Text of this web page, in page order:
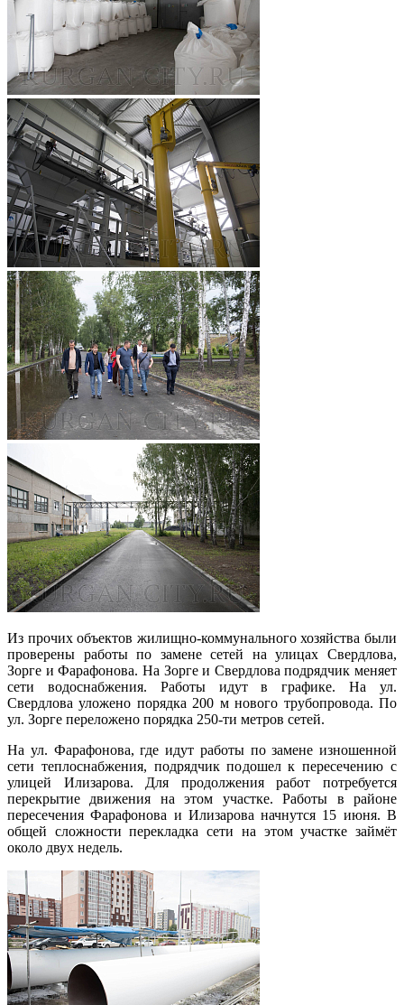
Из прочих объектов жилищно-коммунального хозяйства были
проверены работы по замене сетей на улицах Свердлова,
Зорге и Фарафонова. На Зорге и Свердлова подрядчик меняет
сети водоснабжения. Работы идут в графике. На ул.
Свердлова уложено порядка 200 м нового трубопровода. По
ул. Зорге переложено порядка 250-ти метров сетей.
На ул. Фарафонова, где идут работы по замене изношенной
сети теплоснабжения, подрядчик подошел к пересечению с
улицей Илизарова. Для продолжения работ потребуется
перекрытие движения на этом участке. Работы в районе
пересечения Фарафонова и Илизарова начнутся 15 июня. В
общей сложности перекладка сети на этом участке займёт
около двух недель.